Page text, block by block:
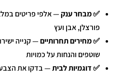
✅מבחר ענק— אלפי פריטים
פורצלן, אבן ועץ
✅מחירים תחרותיים— קנייה
שוטפים והנחות על כמויות
✅דוגמיות לבית— בדקו את